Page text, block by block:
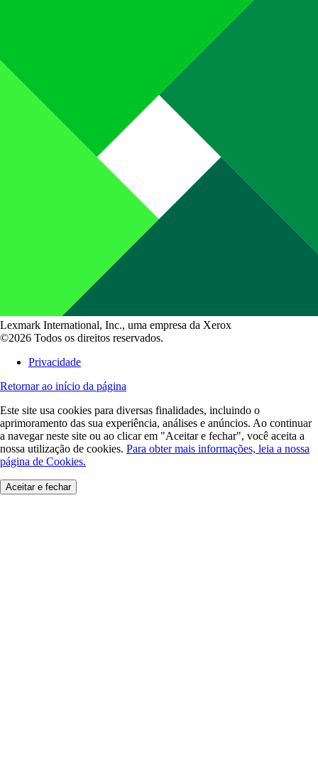
Lexmark International, Inc., uma empresa da Xerox
©2026 Todos os direitos reservados.
Privacidade
Retornar ao início da página
Este site usa cookies para diversas finalidades, incluindo o
aprimoramento das sua experiência, análises e anúncios. Ao continuar
a navegar neste site ou ao clicar em "Aceitar e fechar", você aceita a
nossa utilização de cookies. Para obter mais informações, leia a nossa
página de Cookies.
Aceitar e fechar